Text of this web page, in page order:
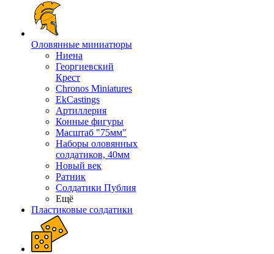
Оловянные миниатюры
Ниена
Георгиевский
Крест
Chronos Miniatures
EkCastings
Артиллерия
Конные фигуры
Масштаб "75мм"
Наборы оловянных
солдатиков, 40мм
Новый век
Ратник
Солдатики Публия
Ещё
Пластиковые солдатики